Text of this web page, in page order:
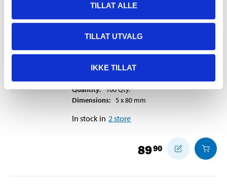
TILLAT ALLE
TILLAT UTVALG
IKKE TILLAT
WOOD SCREW PAN HEAD 5,0-80
87-676
Quantity: 100Qty.
Dimensions: 5 x 80 mm
In stock in 2 store
8990